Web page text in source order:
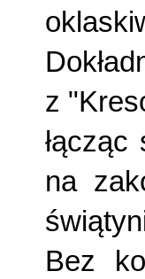
z
na
Bez